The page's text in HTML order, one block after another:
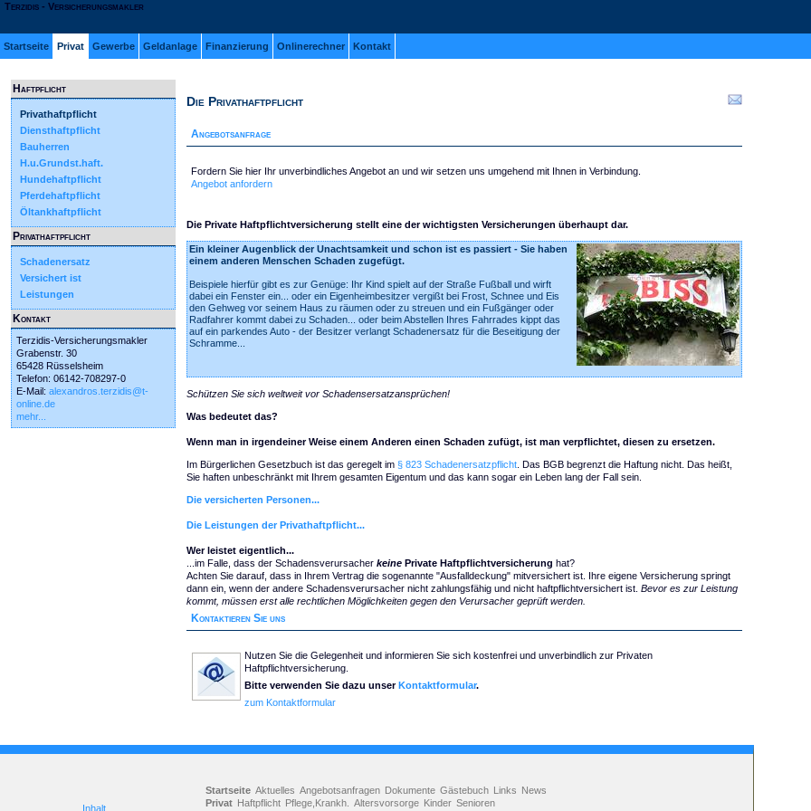
Terzidis - Versicherungsmakler
Startseite Privat Gewerbe Geldanlage Finanzierung Onlinerechner Kontakt
Haftpflicht
Privathaftpflicht
Diensthaftpflicht
Bauherren
H.u.Grundst.haft.
Hundehaftpflicht
Pferdehaftpflicht
Öltankhaftpflicht
Privathaftpflicht
Schadenersatz
Versichert ist
Leistungen
Kontakt
Terzidis-Versicherungsmakler
Grabenstr. 30
65428 Rüsselsheim
Telefon: 06142-708297-0
E-Mail: alexandros.terzidis@t-
online.de
mehr...
Die Privathaftpflicht
Angebotsanfrage
Fordern Sie hier Ihr unverbindliches Angebot an und wir setzen uns umgehend mit Ihnen in Verbindung.
Angebot anfordern
Die Private Haftpflichtversicherung stellt eine der wichtigsten Versicherungen überhaupt dar.
Ein kleiner Augenblick der Unachtsamkeit und schon ist es passiert - Sie haben
einem anderen Menschen Schaden zugefügt.
Beispiele hierfür gibt es zur Genüge: Ihr Kind spielt auf der Straße Fußball und wirft
dabei ein Fenster ein... oder ein Eigenheimbesitzer vergißt bei Frost, Schnee und Eis
den Gehweg vor seinem Haus zu räumen oder zu streuen und ein Fußgänger oder
Radfahrer kommt dabei zu Schaden... oder beim Abstellen Ihres Fahrrades kippt das
auf ein parkendes Auto - der Besitzer verlangt Schadenersatz für die Beseitigung der
Schramme...
Schützen Sie sich weltweit vor Schadensersatzansprüchen!
Was bedeutet das?
Wenn man in irgendeiner Weise einem Anderen einen Schaden zufügt, ist man verpflichtet, diesen zu ersetzen.
Im Bürgerlichen Gesetzbuch ist das geregelt im § 823 Schadenersatzpflicht . Das BGB begrenzt die Haftung nicht. Das heißt,
Sie haften unbeschränkt mit Ihrem gesamten Eigentum und das kann sogar ein Leben lang der Fall sein.
Die versicherten Personen...
Die Leistungen der Privathaftpflicht...
Wer leistet eigentlich...
...im Falle, dass der Schadensverursacher keine Private Haftpflichtversicherung hat?
Achten Sie darauf, dass in Ihrem Vertrag die sogenannte "Ausfalldeckung" mitversichert ist. Ihre eigene Versicherung springt
dann ein, wenn der andere Schadensverursacher nicht zahlungsfähig und nicht haftpflichtversichert ist. Bevor es zur Leistung
kommt, müssen erst alle rechtlichen Möglichkeiten gegen den Verursacher geprüft werden.
Kontaktieren Sie uns
Nutzen Sie die Gelegenheit und informieren Sie sich kostenfrei und unverbindlich zur Privaten
Haftpflichtversicherung.
Bitte verwenden Sie dazu unserKontaktformular.
zum Kontaktformular
Inhalt
Startseite Aktuelles Angebotsanfragen Dokumente Gästebuch Links News
Privat Haftpflicht Pflege,Krankh. Altersvorsorge Kinder Senioren